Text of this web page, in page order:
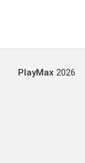
PlayMax 2026